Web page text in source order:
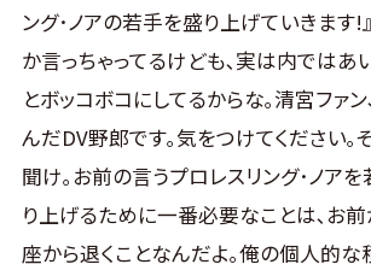
ング･ノアの若手を盛り上げていきます!
か言っちゃってるけども､実は内ではあ
とボッコボコにしてるからな｡清宮ファ
んだDV野郎です｡気をつけてください｡
聞け｡お前の言うプロレスリング･ノア
り上げるために一番必要なことは､お前
座から退くことなんだよ｡俺の個人的な